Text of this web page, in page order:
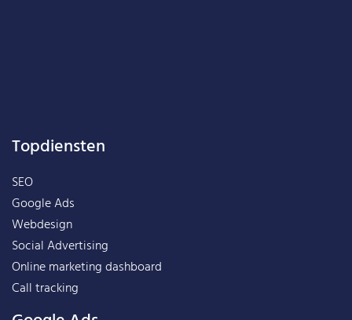
Topdiensten
SEO
Google Ads
Webdesign
Social Advertising
Online marketing dashboard
Call tracking